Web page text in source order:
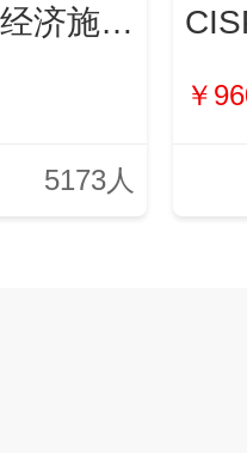
2021、2022建筑经济施工与管理（新）
5173人
￥